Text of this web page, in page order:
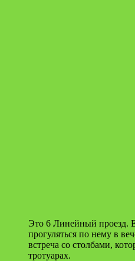
Это 6 Линейный проезд.
прогуляться по нему в
встреча со столбами,
тротуарах.